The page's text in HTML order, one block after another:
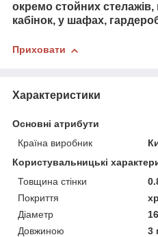
окремо стойних стелажів,
кабінок, у шафах,
Приховати
Характеристики
Основні атрибути
Країна виробник
Користувальницькі
Товщина стінки
Покриття
Діаметр
Довжиною
3